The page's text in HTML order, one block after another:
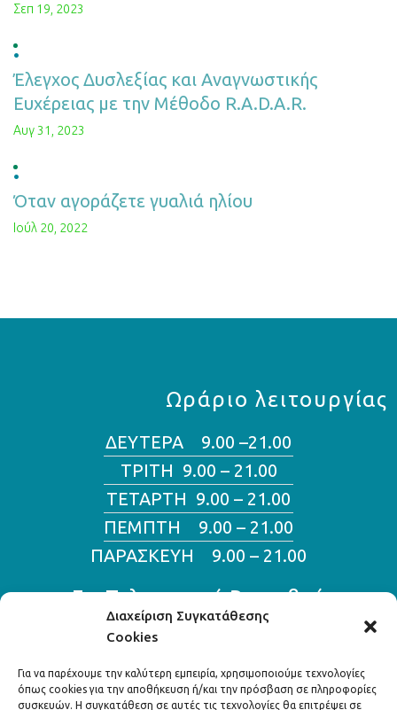
Διαχείριση Συγκατάθεσης
Cookies
Για να παρέχουμε την καλύτερη εμπειρία, χρησιμοποιούμε τεχνολογίες
όπως cookies για την αποθήκευση ή/και την πρόσβαση σε πληροφορίες
συσκευών. Η συγκατάθεση σε αυτές τις τεχνολογίες θα επιτρέψει σε
Σεπ 19, 2023
Έλεγχος Δυσλεξίας και Αναγνωστικής
Ευχέρειας με την Μέθοδο R.A.D.A.R.
Αυγ 31, 2023
Όταν αγοράζετε γυαλιά ηλίου
Ιούλ 20, 2022
Ωράριο λειτουργίας
ΔΕΥΤΕΡΑ 9.00 –21.00
ΤΡΙΤΗ 9.00 – 21.00
ΤΕΤΑΡΤΗ 9.00 – 21.00
ΠΕΜΠΤΗ 9.00 – 21.00
ΠΑΡΑΣΚΕΥΗ 9.00 – 21.00
Για Τηλεφωνικά Ραντεβού
210 800 11 70
210 800 11 46